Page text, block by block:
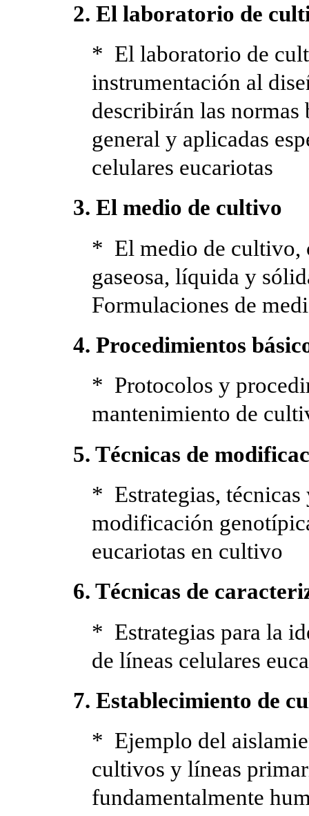
2. El laboratorio de
* El laboratorio de
instrumentación al
describirán las normas
general y aplicadas
celulares eucariotas
3. El medio de cultivo
* El medio de cultivo,
gaseosa, líquida y
Formulaciones de
4. Procedimientos
* Protocolos y
mantenimiento de
5. Técnicas de
* Estrategias, técnicas
modificación
eucariotas en cultivo
6. Técnicas de
* Estrategias para la
de líneas celulares
7. Establecimiento de
* Ejemplo del
cultivos y líneas
fundamentalmente